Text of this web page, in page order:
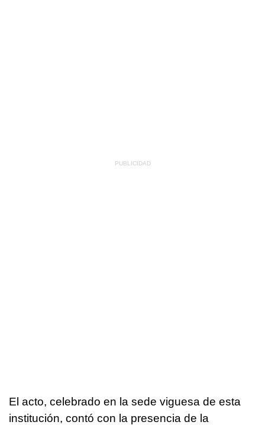
El acto, celebrado en la sede viguesa de esta
institución, contó con la presencia de la